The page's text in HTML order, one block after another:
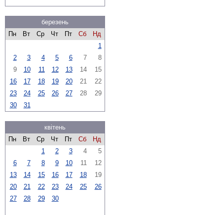
березень
Пн
Вт Ср Чт Пт Сб
Нд
1
2
3 4 5 6 7
8
9
10 11 12 13 14
15
16
17 18 19 20 21
22
23
24 25 26 27 28
29
30
31
квітень
Пн
Вт Ср Чт Пт Сб
Нд
1
2 3 4
5
6
7 8 9 10 11
12
13
14 15 16 17 18
19
20
21 22 23 24 25
26
27
28 29 30